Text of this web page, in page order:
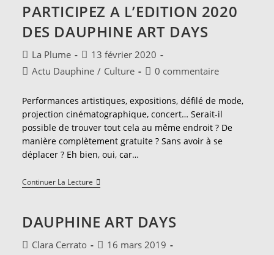
Par
L’art
Thérapie
PARTICIPEZ A L’EDITION 2020
DES DAUPHINE ART DAYS
Auteur/autrice
de
La Plume
Publication
publiée :
13 février 2020
PostActu Dauphine / Culture
Commentaires
publication :
0 commentaire
Performances artistiques, expositions, défilé de mode,
projection cinématographique, concert… Serait-il
possible de trouver tout cela au même endroit ? De
manière complètement gratuite ? Sans avoir à se
déplacer ? Eh bien, oui, car…
Continuer La LecturePARTICIPEZ
A
DES
DAUPHINE
ART
DAYS
DAUPHINE ART DAYS
Auteur/autrice
Clara Cerrato
Publication
16 mars 2019